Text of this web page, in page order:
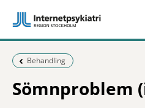
Föregående sida:
Behandling
Sömnproblem